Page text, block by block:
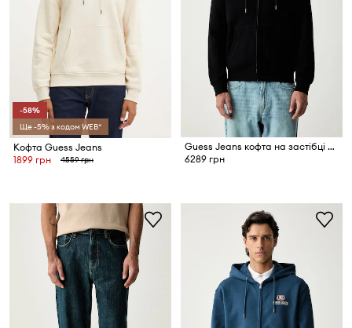
-58%
Ще -5% з кодом WEB*
Кофта Guess Jeans
1899 грн
4559 грн
Guess Jeans кофта на застібці з капюшоном чоловіча бавовняна
6289 грн